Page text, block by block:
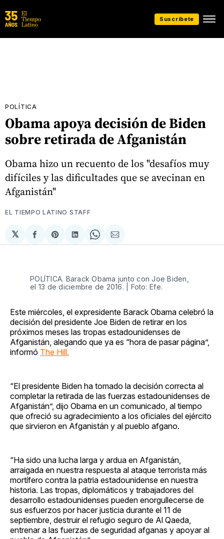
Suscríbete
POLÍTICA
Obama apoya decisión de Biden
sobre retirada de Afganistán
Obama hizo un recuento de los "desafíos muy
difíciles y las dificultades que se avecinan en
Afganistán"
EL TIEMPO LATINO STAFF
𝕏
Compartir
en
Share
on
Compartir
en
Share
on
Compartir
via
POLÍTICA. Barack Obama junto con Joe Biden,
el 13 de diciembre de 2016. | Foto: Efe.
Este miércoles, el expresidente Barack Obama celebró la
decisión del presidente Joe Biden de retirar en los
próximos meses las tropas estadounidenses de
Afganistán, alegando que ya es “hora de pasar página”,
informó The Hill.
“El presidente Biden ha tomado la decisión correcta al
completar la retirada de las fuerzas estadounidenses de
Afganistán”, dijo Obama en un comunicado, al tiempo
que ofreció su agradecimiento a los oficiales del ejército
que sirvieron en Afganistán y al pueblo afgano.
“Ha sido una lucha larga y ardua en Afganistán,
arraigada en nuestra respuesta al ataque terrorista más
mortífero contra la patria estadounidense en nuestra
historia. Las tropas, diplomáticos y trabajadores del
desarrollo estadounidenses pueden enorgullecerse de
sus esfuerzos por hacer justicia durante el 11 de
septiembre, destruir el refugio seguro de Al Qaeda,
entrenar a las fuerzas de seguridad afganas y apoyar al